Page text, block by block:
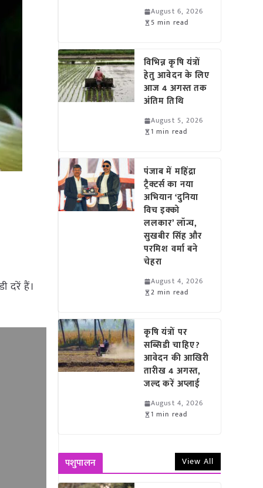
दरें हैं।
August 6, 2026
5 min read
विभिन्न कृषि यंत्रों
हेतु आवेदन के लिए
आज 4 अगस्त तक
अंतिम तिथि
August 5, 2026
1 min read
पंजाब में महिंद्रा
ट्रैक्टर्स का नया
अभियान ‘दुनिया
विच इक्को
ललकार’ लॉन्च,
सुखबीर सिंह और
परमिश वर्मा बने
चेहरा
August 4, 2026
2 min read
कृषि यंत्रों पर
सब्सिडी चाहिए?
आवेदन की आखिरी
तारीख 4 अगस्त,
जल्द करें अप्लाई
August 4, 2026
1 min read
पशुपालन View All